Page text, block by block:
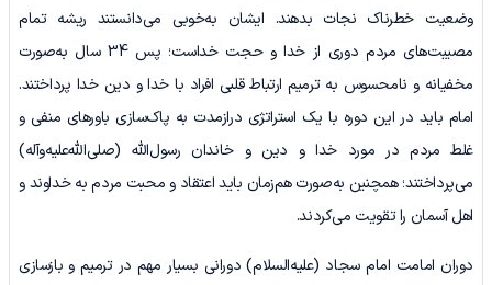
وضعیت خطرناک نجات بدهند. ایشان به‌خوبی می‌دانستند ریشه تمام
مصیبت‌های مردم دوری از خدا و حجت خداست؛ پس 34 سال به‌صورت
مخفیانه و نامحسوس به ترمیم ارتباط قلبی افراد با خدا و دین خدا پرداختند.
امام باید در این دوره با یک استراتژی درازمدت به پاک‌سازی باورهای منفی و
غلط مردم در مورد خدا و دین و خاندان رسول‌الله (صلی‌الله‌علیه‌وآله)
می‌پرداختند؛ همچنین به‌صورت هم‌زمان باید اعتقاد و محبت مردم به خداوند و
اهل آسمان را تقویت می‌کردند.
دوران امامت امام سجاد (علیه‌السلام) دورانی بسیار مهم در ترمیم و بازسازی